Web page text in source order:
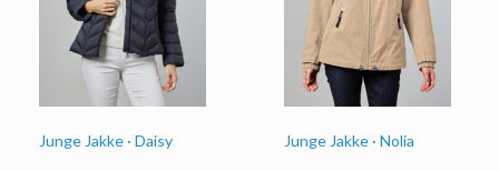
Junge Jakke · Daisy Junge Jakke · Nolia